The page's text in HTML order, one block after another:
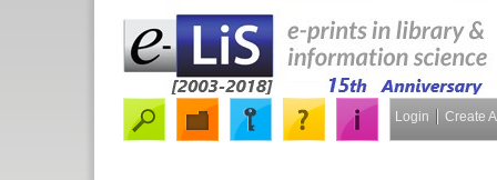
Login Create